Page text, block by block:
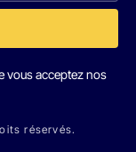
vous acceptez nos
réservés.